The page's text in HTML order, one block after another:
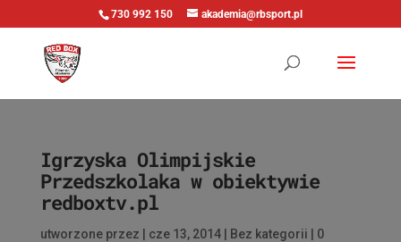
730 992 150 akademia@rbsport.pl
Igrzyska Olimpijskie
Przedszkolaka w obiektywie
redboxtv.pl
utworzone przez cze 13, 2014| Bez kategorii
0